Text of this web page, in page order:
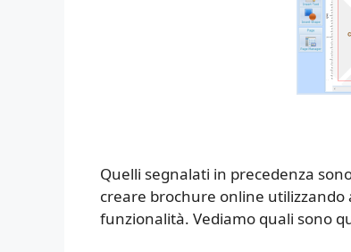
Quelli segnalati in precedenza
creare brochure online
funzionalità. Vediamo quali sono